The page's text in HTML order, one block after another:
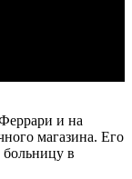
и на
магазина. Его
больницу в